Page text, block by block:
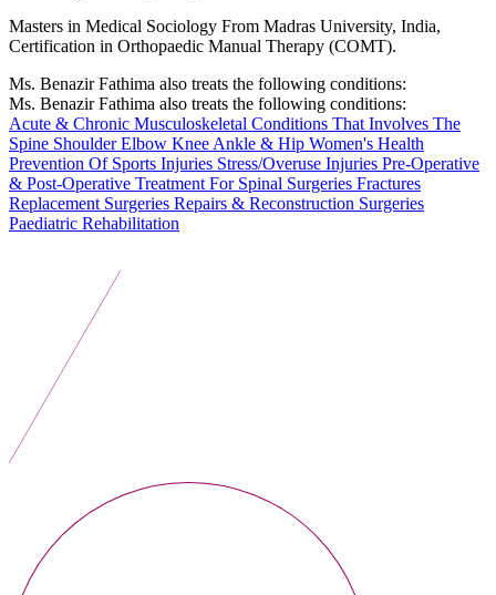
Masters in Medical Sociology From Madras University, India,
Certification in Orthopaedic Manual Therapy (COMT).
Ms. Benazir Fathima also treats the following conditions:
Ms. Benazir Fathima also treats the following conditions:
Acute & Chronic Musculoskeletal Conditions That Involves The
Spine ShoulderElbow Knee Ankle & Hip Women's Health
Prevention Of Sports Injuries Stress/Overuse Injuries Pre-Operative
& Post-Operative Treatment For Spinal Surgeries Fractures
Replacement Surgeries Repairs & Reconstruction Surgeries
Paediatric Rehabilitation